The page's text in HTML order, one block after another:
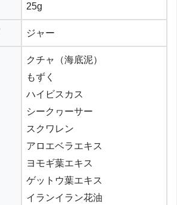
25g
ジャー
クチャ（海底泥）
もずく
ハイビスカス
シークヮーサー
スクワレン
アロエベラエキス
ヨモギ葉エキス
ゲットウ葉エキス
イランイラン花油